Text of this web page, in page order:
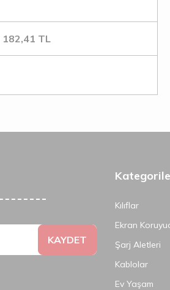
182,41 TL
KAYDET
Kılıflar
Ekran
Şarj Aletleri
Kablolar
Ev Yaşam